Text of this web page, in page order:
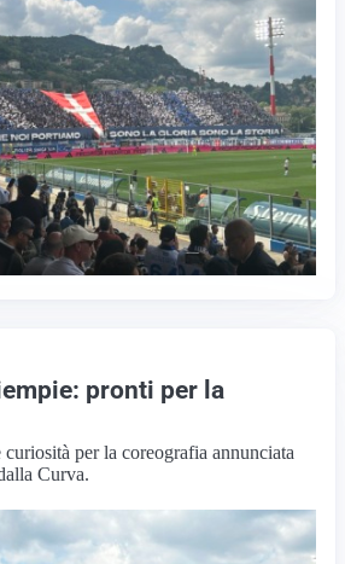
pronti per la
curiosità per la coreografia annunciata
Curva.